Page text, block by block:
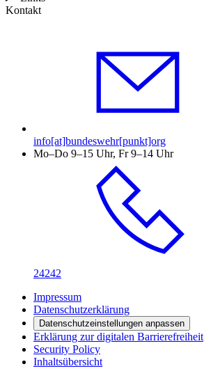
Kontakt
info[at]bundeswehr[punkt]org
Mo–Do 9–15 Uhr, Fr 9–14 Uhr
24242
Impressum
Datenschutzerklärung
Datenschutzeinstellungen anpassen
Erklärung zur digitalen Barrierefreiheit
Security Policy
Inhaltsübersicht